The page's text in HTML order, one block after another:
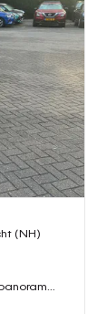
(NH)